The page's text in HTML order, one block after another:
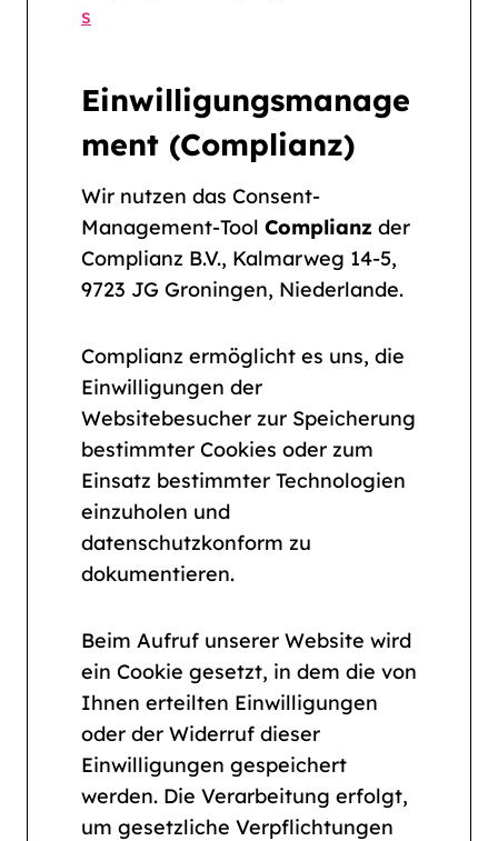
s
Einwilligungsmanage
ment (Complianz)
Wir nutzen das Consent-
Management-Tool Complianz der
Complianz B.V., Kalmarweg 14-5,
9723 JG Groningen, Niederlande.
Complianz ermöglicht es uns, die
Einwilligungen der
Websitebesucher zur Speicherung
bestimmter Cookies oder zum
Einsatz bestimmter Technologien
einzuholen und
datenschutzkonform zu
dokumentieren.
Beim Aufruf unserer Website wird
ein Cookie gesetzt, in dem die von
Ihnen erteilten Einwilligungen
oder der Widerruf dieser
Einwilligungen gespeichert
werden. Die Verarbeitung erfolgt,
um gesetzliche Verpflichtungen